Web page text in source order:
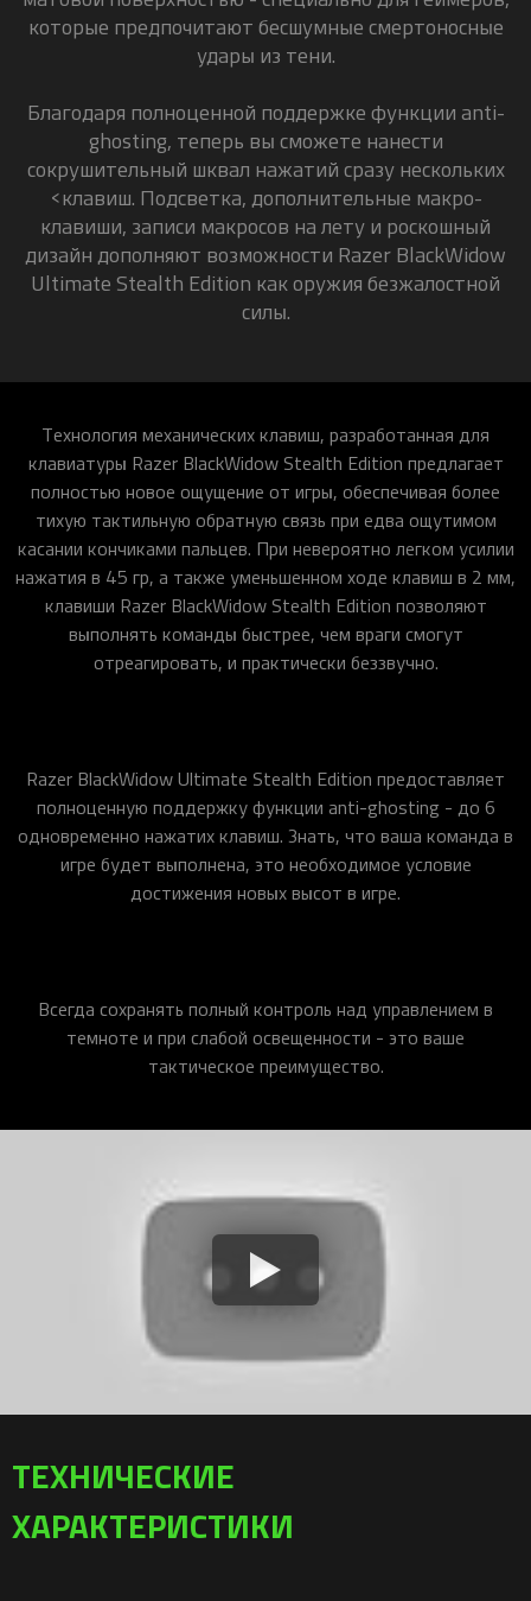
которые предпочитают бесшумные смертоносные
удары из тени.
Благодаря полноценной поддержке функции anti-
ghosting, теперь вы сможете нанести
сокрушительный шквал нажатий сразу нескольких
<клавиш. Подсветка, дополнительные макро-
клавиши, записи макросов на лету и роскошный
дизайн дополняют возможности Razer BlackWidow
Ultimate Stealth Edition как оружия безжалостной
силы.
Технология механических клавиш, разработанная для
клавиатуры Razer BlackWidow Stealth Edition предлагает
полностью новое ощущение от игры, обеспечивая более
тихую тактильную обратную связь при едва ощутимом
касании кончиками пальцев. При невероятно легком усилии
нажатия в 45 гр, а также уменьшенном ходе клавиш в 2 мм,
клавиши Razer BlackWidow Stealth Edition позволяют
выполнять команды быстрее, чем враги смогут
отреагировать, и практически беззвучно.
Razer BlackWidow Ultimate Stealth Edition предоставляет
полноценную поддержку функции anti-ghosting - до 6
одновременно нажатих клавиш. Знать, что ваша команда в
игре будет выполнена, это необходимое условие
достижения новых высот в игре.
Всегда сохранять полный контроль над управлением в
темноте и при слабой освещенности - это ваше
тактическое преимущество.
ТЕХНИЧЕСКИЕ
ХАРАКТЕРИСТИКИ